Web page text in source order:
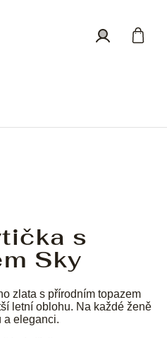
s
Sky
zlata s přírodním topazem
letní oblohu. Na každé ženě
a eleganci.